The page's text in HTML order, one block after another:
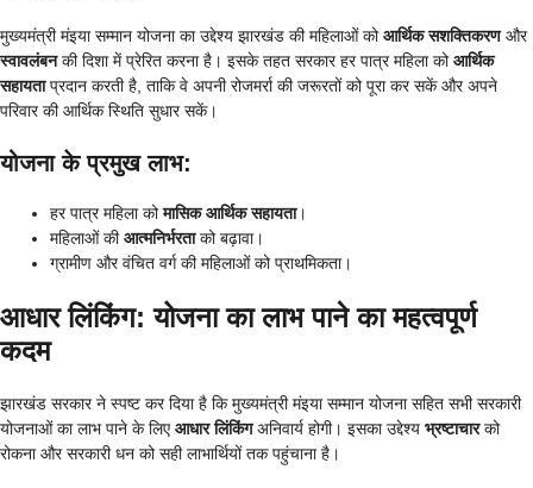
मुख्यमंत्री मंइया सम्मान योजना का उद्देश्य झारखंड की महिलाओं कोआर्थिक सशक्तिकरणऔर
स्वावलंबनकी दिशा में प्रेरित करना है। इसके तहत सरकार हर पात्र महिला कोआर्थिक
सहायताप्रदान करती है, ताकि वे अपनी रोजमर्रा की जरूरतों को पूरा कर सकें और अपने
परिवार की आर्थिक स्थिति सुधार सकें।
योजना के प्रमुख लाभ:
हर पात्र महिला कोमासिक आर्थिक सहायता।
महिलाओं कीआत्मनिर्भरताको बढ़ावा।
ग्रामीण और वंचित वर्ग की महिलाओं को प्राथमिकता।
आधार लिंकिंग: योजना का लाभ पाने का महत्वपूर्ण
कदम
झारखंड सरकार ने स्पष्ट कर दिया है कि मुख्यमंत्री मंइया सम्मान योजना सहित सभी सरकारी
योजनाओं का लाभ पाने के लिएआधार लिंकिंगअनिवार्य होगी। इसका उद्देश्य भ्रष्टाचारको
रोकना और सरकारी धन को सही लाभार्थियों तक पहुंचाना है।